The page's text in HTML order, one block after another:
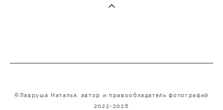
©Лавруша Наталья, автор и правообладатель фотографий
2022-2026